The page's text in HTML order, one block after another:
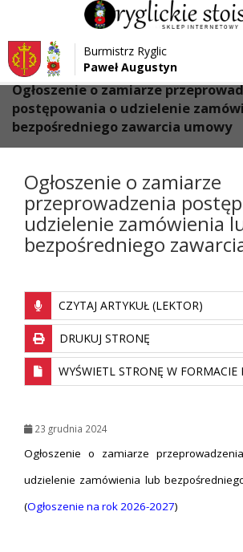
Przejdź do menu
Przejdź do głównej treści strony
Przejdź do stopki strony
Burmistrz Ryglic
Paweł Augustyn
Strona główna > Aktualności
Ogłoszenie o zamiarze
postępowania o udzielenie
bezpośredniego zawarcia umowy
Ogłoszenie o zamiarze
przeprowadzenia
udzielenie zamówienia
bezpośredniego
CZYTAJ ARTYKUŁ (LEKTOR)
DRUKUJ STRONĘ
WYŚWIETL STRONĘ W FORMACIE
23 grudnia 2024
Ogłoszenie o zamiarze
udzielenie zamówienia lub
(Ogłoszenie na rok 2026-2027)